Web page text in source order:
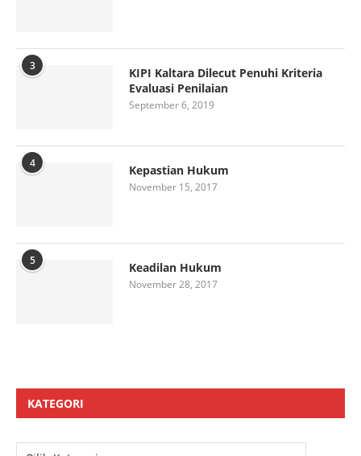
3
KIPI Kaltara Dilecut Penuhi Kriteria
Evaluasi Penilaian
September 6, 2019
4 Kepastian Hukum
November 15, 2017
5 Keadilan Hukum
November 28, 2017
KATEGORI